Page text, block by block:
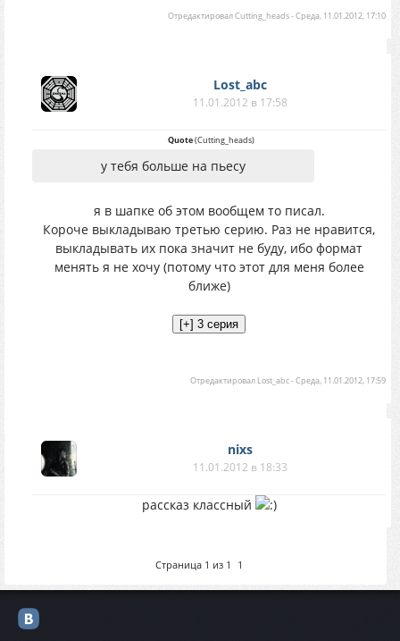
ОтредактировалCutting_heads-Среда, 11.01.2012, 17:10
Lost_abc
11.01.2012 в 17:58
Quote(Cutting_heads)
у тебя больше на пьесу
я в шапке об этом вообщем то писал.
Короче выкладываю третью серию. Раз не нравится,
выкладывать их пока значит не буду, ибо формат
менять я не хочу (потому что этот для меня более
ближе)
Отредактировал Lost_abc-Среда, 11.01.2012, 17:59
nixs
11.01.2012 в 18:33
рассказ классный
Страница 1 из 1 1